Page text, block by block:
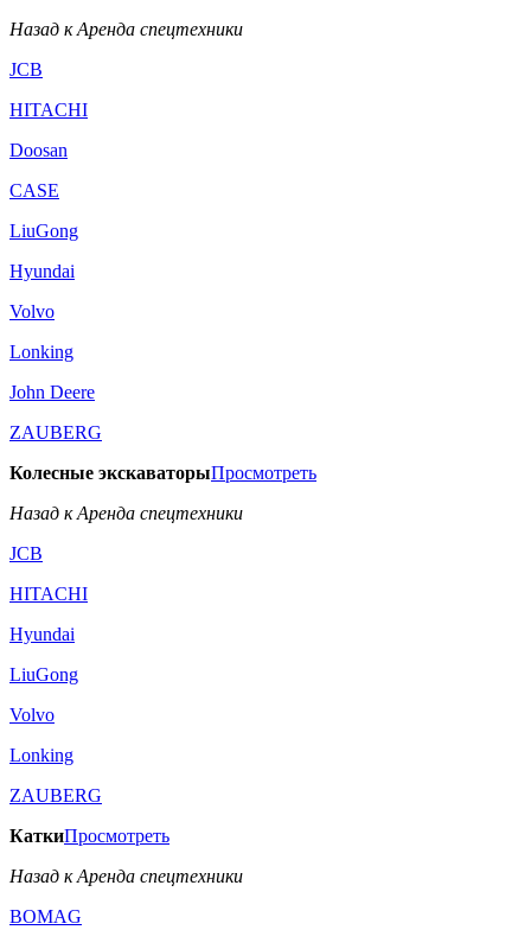
Назад к Аренда спецтехники
JCB
HITACHI
Doosan
CASE
LiuGong
Hyundai
Volvo
Lonking
John Deere
ZAUBERG
Колесные экскаваторыПросмотреть
Назад к Аренда спецтехники
JCB
HITACHI
Hyundai
LiuGong
Volvo
Lonking
ZAUBERG
КаткиПросмотреть
Назад к Аренда спецтехники
BOMAG